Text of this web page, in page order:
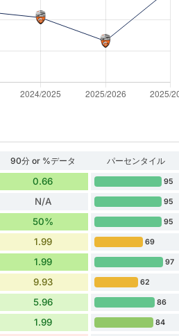
90分 or %データ
パーセンタイル
0.66 95
N/A 95
50% 95
1.99 69
1.99 97
9.93 62
5.96 86
1.99 84